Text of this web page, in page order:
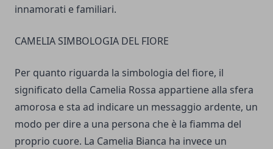
innamorati e familiari.
CAMELIA SIMBOLOGIA DEL FIORE
Per quanto riguarda la simbologia del fiore, il
significato della Camelia Rossa appartiene alla sfera
amorosa e sta ad indicare un messaggio ardente, un
modo per dire a una persona che è la fiamma del
proprio cuore. La Camelia Bianca ha invece un